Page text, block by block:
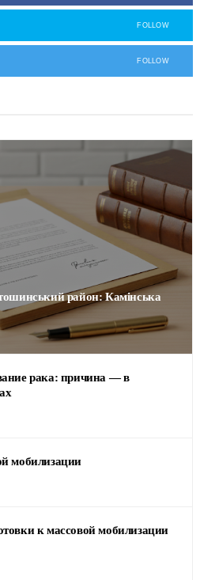
FOLLOW
FOLLOW
район: Камінська
рака: причина — в
мобилизации
к массовой мобилизации